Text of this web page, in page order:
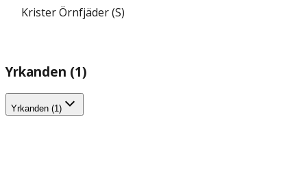
Krister Örnfjäder (S)
Yrkanden (1)
Yrkanden (1)